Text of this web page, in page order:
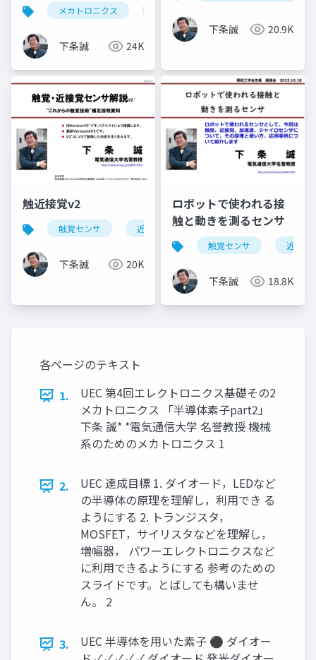
メカトロニクス
下条誠 24K
下条誠 20.9K
触近接覚v2
触覚センサ 近接覚センサ すべり覚センサ
下条誠 20K
ロボットで使われる接
触と動きを測るセンサ
触覚センサ 近接覚
下条誠 18.8K
各ページのテキスト
1.
UEC 第4回エレクトロニクス基礎その2
メカトロニクス 「半導体素子part2」
下条 誠* *電気通信大学 名誉教授 機械
系のためのメカトロニクス 1
2.
UEC 達成目標 1. ダイオード，LEDなど
の半導体の原理を理解し，利用でき る
ようにする 2. トランジスタ，
MOSFET，サイリスタなどを理解し，
増幅器， パワーエレクトロニクスなど
に利用できるようにする 参考のための
スライドです。とばしても構いませ
ん。 2
3.
UEC 半導体を用いた素子 ⚫ ダイオー